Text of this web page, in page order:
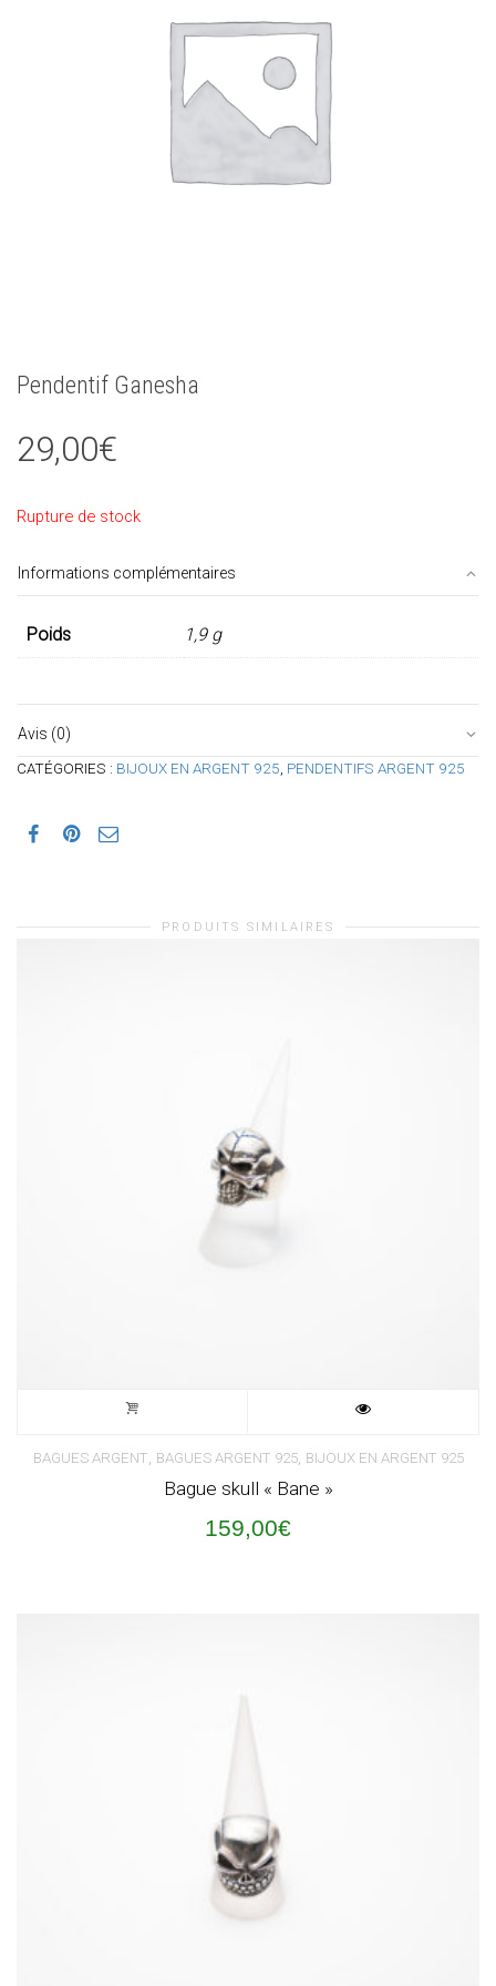
Pendentif Ganesha
29,00€
Rupture de stock
Informations complémentaires
Poids 1,9 g
Avis (0)
CATÉGORIES : BIJOUX EN ARGENT 925 PENDENTIFS ARGENT 925
PRODUITS SIMILAIRES
BAGUES ARGENT, BAGUES ARGENT 925, BIJOUX EN ARGENT 925
Bague skull « Bane »
159,00€